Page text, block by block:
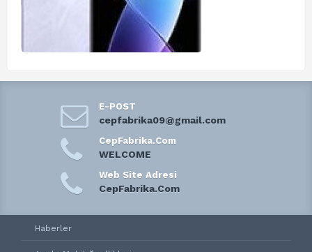
E-POST
cepfabrika09@gmail.com
CepFabrika.Com
WELCOME
Web Site Adresi
CepFabrika.Com
Haberler